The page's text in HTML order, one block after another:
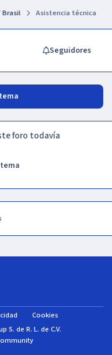
Brasil Asistencia técnica
Seguidores
foro todavía
Cookies
S. de R. L. de C.V.